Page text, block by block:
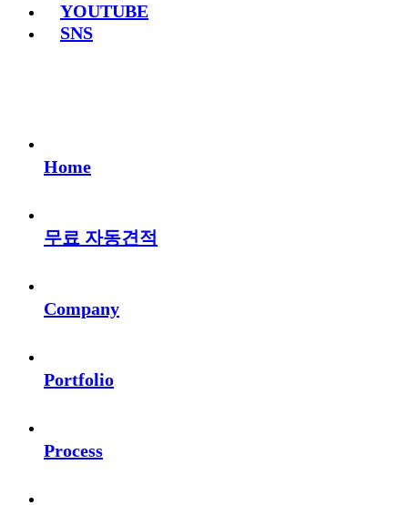
YOUTUBE
SNS
Home
무료 자동견적
Company
Portfolio
Process